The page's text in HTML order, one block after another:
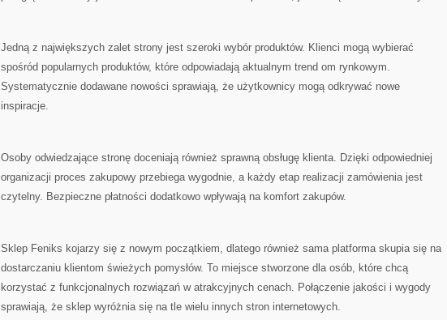
Jedną z największych zalet strony jest szeroki wybór produktów. Klienci mogą wybierać
spośród popularnych produktów, które odpowiadają aktualnym trend om rynkowym.
Systematycznie dodawane nowości sprawiają, że użytkownicy mogą odkrywać nowe
inspiracje.
Osoby odwiedzające stronę doceniają również sprawną obsługę klienta. Dzięki odpowiedniej
organizacji proces zakupowy przebiega wygodnie, a każdy etap realizacji zamówienia jest
czytelny. Bezpieczne płatności dodatkowo wpływają na komfort zakupów.
Sklep Feniks kojarzy się z nowym początkiem, dlatego również sama platforma skupia się na
dostarczaniu klientom świeżych pomysłów. To miejsce stworzone dla osób, które chcą
korzystać z funkcjonalnych rozwiązań w atrakcyjnych cenach. Połączenie jakości i wygody
sprawiają, że sklep wyróżnia się na tle wielu innych stron internetowych.